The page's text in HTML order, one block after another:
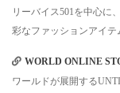
リーバイス501を中心に
彩なファッションアイテ
WORLD ONLINE
ワールドが展開する